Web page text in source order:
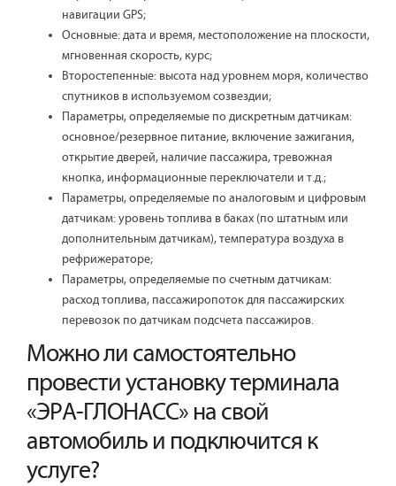
навигации GPS;
Основные: дата и время, местоположение на плоскости,
мгновенная скорость, курс;
Второстепенные: высота над уровнем моря, количество
спутников в используемом созвездии;
Параметры, определяемые по дискретным датчикам:
основное/резервное питание, включение зажигания,
открытие дверей, наличие пассажира, тревожная
кнопка, информационные переключатели и т.д.;
Параметры, определяемые по аналоговым и цифровым
датчикам: уровень топлива в баках (по штатным или
дополнительным датчикам), температура воздуха в
рефрижераторе;
Параметры, определяемые по счетным датчикам:
расход топлива, пассажиропоток для пассажирских
перевозок по датчикам подсчета пассажиров.
Можно ли самостоятельно
провести установку терминала
«ЭРА-ГЛОНАСС» на свой
автомобиль и подключится к
услуге?